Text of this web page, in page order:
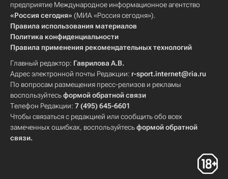
предприятие Международное информационное агентство
«Россия сегодня» (МИА «Россия сегодня»).
Правила использования материалов
Политика конфиденциальности
Правила применения рекомендательных технологий
Главный редактор: Гаврилова А.В.
Адрес электронной почты Редакции: r-sport.internet@ria.ru
По вопросам размещения пресс-релизов и рекламы
воспользуйтесьформой обратной связи
Телефон Редакции: 7 (495) 645-6601
Чтобы связаться с редакцией или сообщить обо всех
замеченных ошибках, воспользуйтесьформой обратной
связи.